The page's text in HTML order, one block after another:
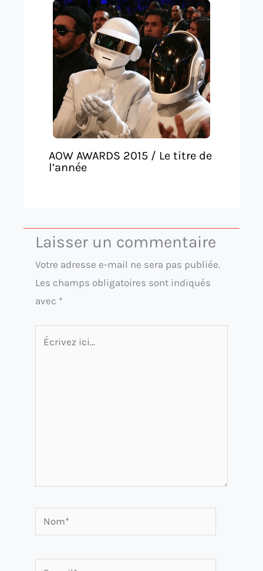
AOW AWARDS 2015 / Le titre de
l’année
Laisser un commentaire
Votre adresse e-mail ne sera pas publiée.
Les champs obligatoires sont indiqués
avec *
Écrivez
Nom*